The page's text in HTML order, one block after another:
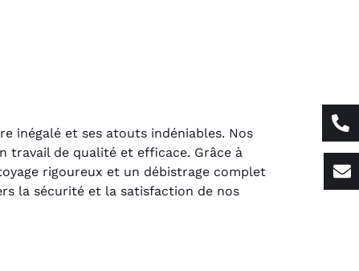
inégalé et ses atouts indéniables. Nos
travail de qualité et efficace. Grâce à
rigoureux et un débistrage complet
la sécurité et la satisfaction de nos